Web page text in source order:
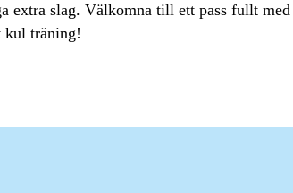
extra slag. Välkomna till ett pass fullt med
träning!